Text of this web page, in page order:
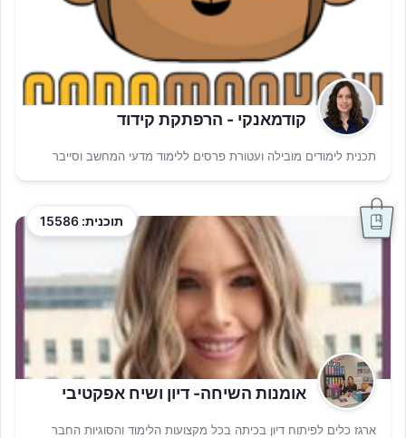
קודמאנקי - הרפתקת קידוד
תכנית לימודים מובילה ועטורת פרסים ללימוד מדעי המחשב וסייבר
תוכנית: 15586
אומנות השיחה- דיון ושיח אפקטיבי
ארגז כלים לפיתוח דיון בכיתה בכל מקצועות הלימוד והסוגיות החבר